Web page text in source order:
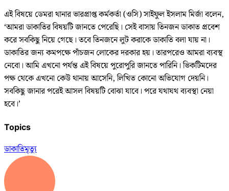
এই বিষয়ে ডেমরা থানার ভারপ্রাপ্ত কর্মকর্তা (ওসি) সাইফুল ইসলাম মির্জা বলেন,
‘আমরা ডাকাতির বিষয়টি জানতে পেরেছি। সেই বাসায় তিনজন ডাকাত প্রবেশ
করে সবকিছু নিয়ে গেছে। তবে তিনজনে লুট করাকে ডাকাতি বলা যায় না।
ডাকাতির জন্য কমপক্ষে পাঁচজন লোকের দরকার হয়। তারপরেও আমরা ব্যবস্থ
নেবো। আমি এখনো পর্যন্ত এই বিষয়ে পুরোপুরি জানতে পারিনি। ভিকটিমদের
পক্ষ থেকে এখনো কেউ থানায় আসেনি, লিখিত কোনো অভিযোগ দেয়নি।
সবকিছু জানার পরেই আসল বিষয়টি বোঝা যাবে। পরে যথাযথ ব্যবস্থা নেয়া
হবে।’
Topics
ডাকাতিমৃত্যু